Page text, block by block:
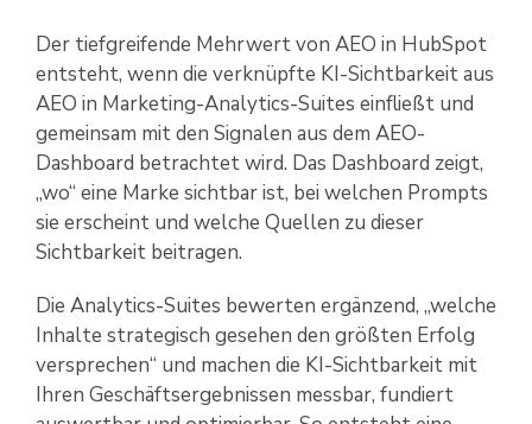
Der tiefgreifende Mehrwert von AEO in HubSpot
entsteht, wenn die verknüpfte KI-Sichtbarkeit aus
AEO in Marketing-Analytics-Suites einfließt und
gemeinsam mit den Signalen aus dem AEO-
Dashboard betrachtet wird. Das Dashboard zeigt,
„wo“ eine Marke sichtbar ist, bei welchen Prompts
sie erscheint und welche Quellen zu dieser
Sichtbarkeit beitragen.
Die Analytics-Suites bewerten ergänzend, „welche
Inhalte strategisch gesehen den größten Erfolg
versprechen“ und machen die KI-Sichtbarkeit mit
Ihren Geschäftsergebnissen messbar, fundiert